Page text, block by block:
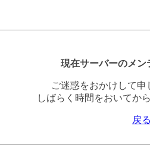
現在サーバーのメン
ご迷惑をおかけして申
しばらく時間をおいてか
戻る